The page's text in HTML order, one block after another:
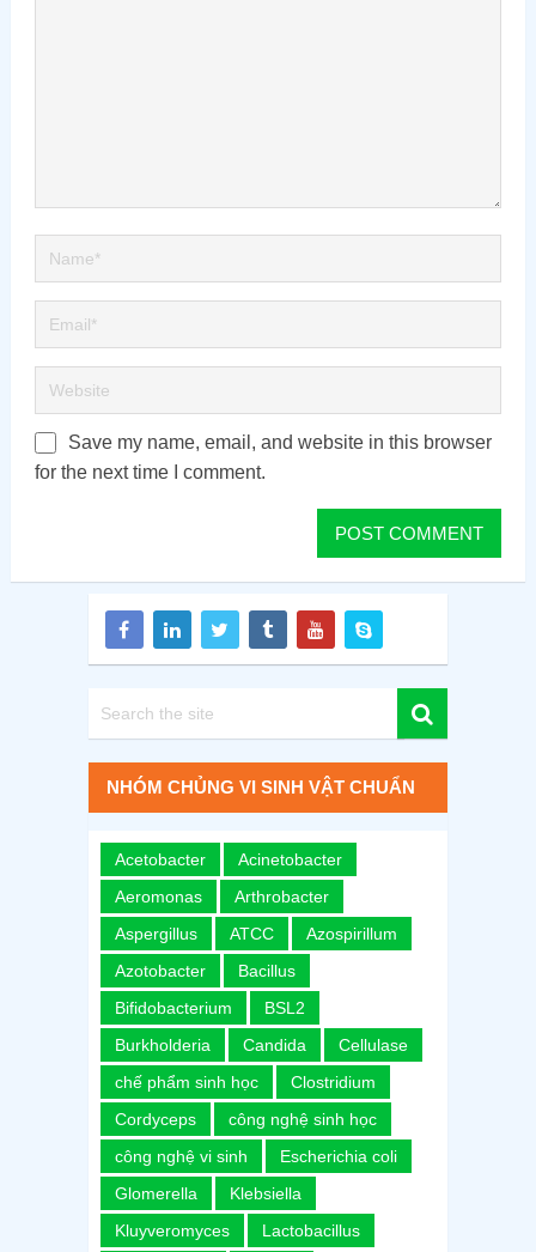
Save my name, email, and website in this browser
for the next time I comment.
NHÓM CHỦNG VI SINH VẬT CHUẨN
Acetobacter
Acinetobacter
Aeromonas
Arthrobacter
Aspergillus
ATCC
Azospirillum
Azotobacter
Bacillus
Bifidobacterium
BSL2
Burkholderia
Candida
Cellulase
chế phẩm sinh học
Clostridium
Cordyceps
công nghệ sinh học
công nghệ vi sinh
Escherichia coli
Glomerella
Klebsiella
Kluyveromyces
Lactobacillus